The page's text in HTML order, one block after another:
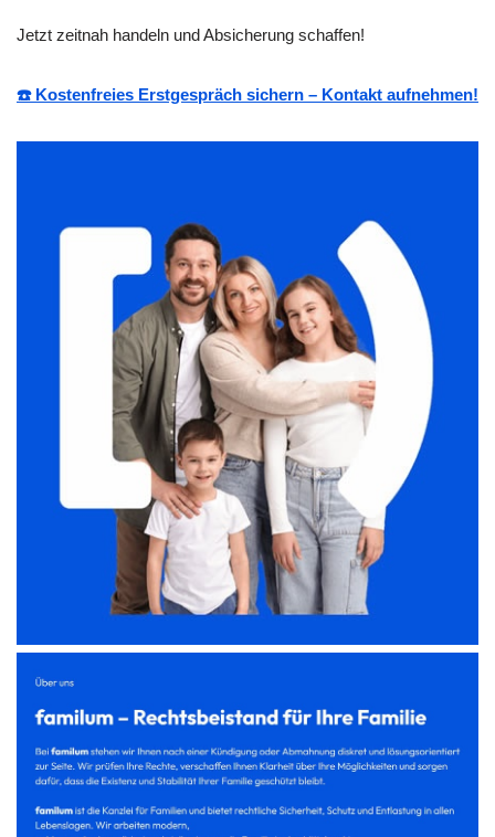
Jetzt zeitnah handeln und Absicherung schaffen!
☎️ Kostenfreies Erstgespräch sichern – Kontakt aufnehmen!